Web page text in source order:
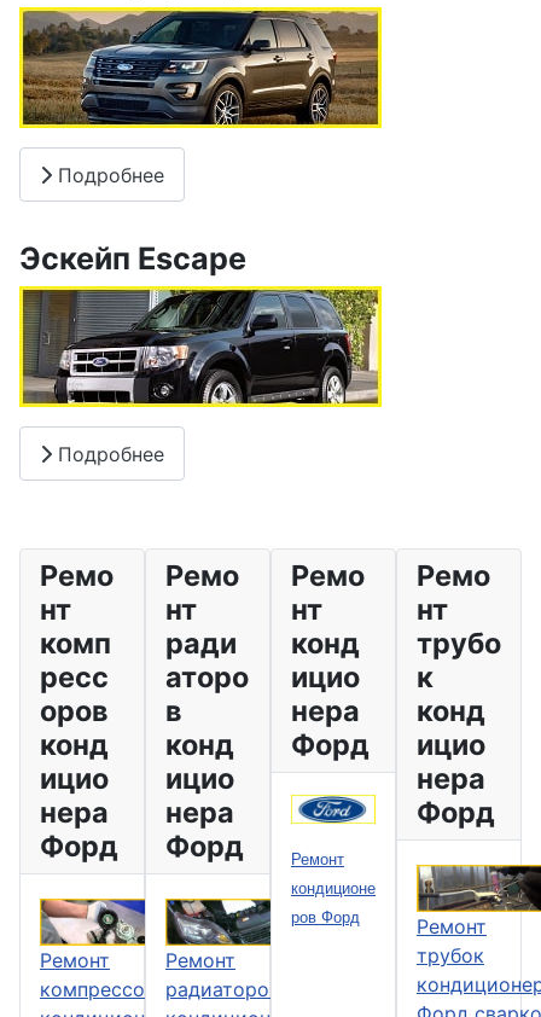
Подробнее
Эскейп Escape
Подробнее
Ремо
нт
комп
ресс
оров
конд
ицио
нера
Форд
Ремонт
компрессоров
Ремо
нт
ради
аторо
в
конд
ицио
нера
Форд
Ремонт
радиаторов
Ремо
нт
конд
ицио
нера
Форд
Ремонт
кондиционе
ров Форд
Ремо
нт
трубо
к
конд
ицио
нера
Форд
Ремонт
трубок